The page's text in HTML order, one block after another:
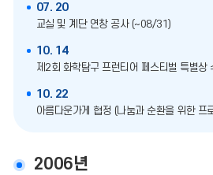
07. 20
교실 및 계단 연창 공사 (~08/31)
10. 14
제2회 화학탐구 프런티어 페스티벌 특별상
10. 22
아름다운가게 협정 (나눔과 순환을 위한 프
2006년